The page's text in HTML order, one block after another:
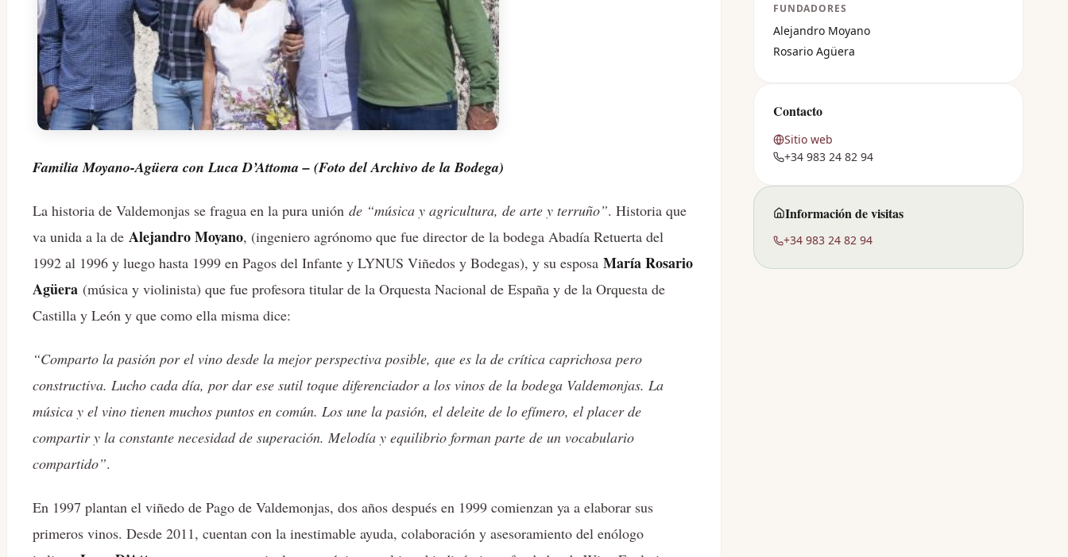
Familia Moyano-Agüera con Luca D’Attoma – (Foto del Archivo de la Bodega)
La historia de Valdemonjas se fragua en la pura unión de “música y agricultura, de arte y terruño”. Historia que
va unida a la de Alejandro Moyano, (ingeniero agrónomo que fue director de la bodega Abadía Retuerta del
1992 al 1996 y luego hasta 1999 en Pagos del Infante y LYNUS Viñedos y Bodegas), y su esposa María Rosario
Agüera (música y violinista) que fue profesora titular de la Orquesta Nacional de España y de la Orquesta de
Castilla y León y que como ella misma dice:
“Comparto la pasión por el vino desde la mejor perspectiva posible, que es la de crítica caprichosa pero
constructiva. Lucho cada día, por dar ese sutil toque diferenciador a los vinos de la bodega Valdemonjas. La
música y el vino tienen muchos puntos en común. Los une la pasión, el deleite de lo efímero, el placer de
compartir y la constante necesidad de superación. Melodía y equilibrio forman parte de un vocabulario
compartido”.
En 1997 plantan el viñedo de Pago de Valdemonjas, dos años después en 1999 comienzan ya a elaborar sus
primeros vinos. Desde 2011, cuentan con la inestimable ayuda, colaboración y asesoramiento del enólogo
FUNDADORES
Alejandro Moyano
Rosario Agüera
Contacto
Sitio web
+34 983 24 82 94
Información de visitas
+34 983 24 82 94